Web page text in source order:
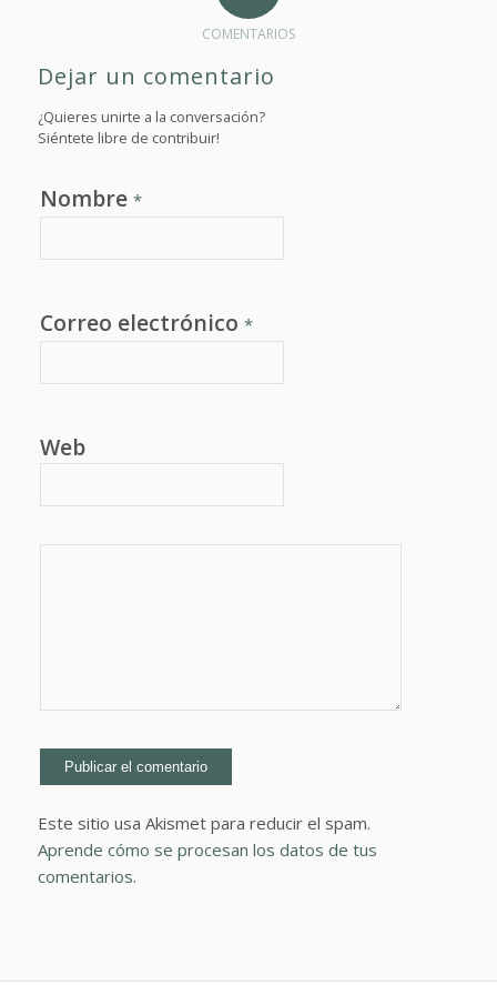
COMENTARIOS
Dejar un comentario
¿Quieres unirte a la conversación?
Siéntete libre de contribuir!
Nombre *
Correo electrónico *
Web
Este sitio usa Akismet para reducir el spam.
Aprende cómo se procesan los datos de tus
comentarios.